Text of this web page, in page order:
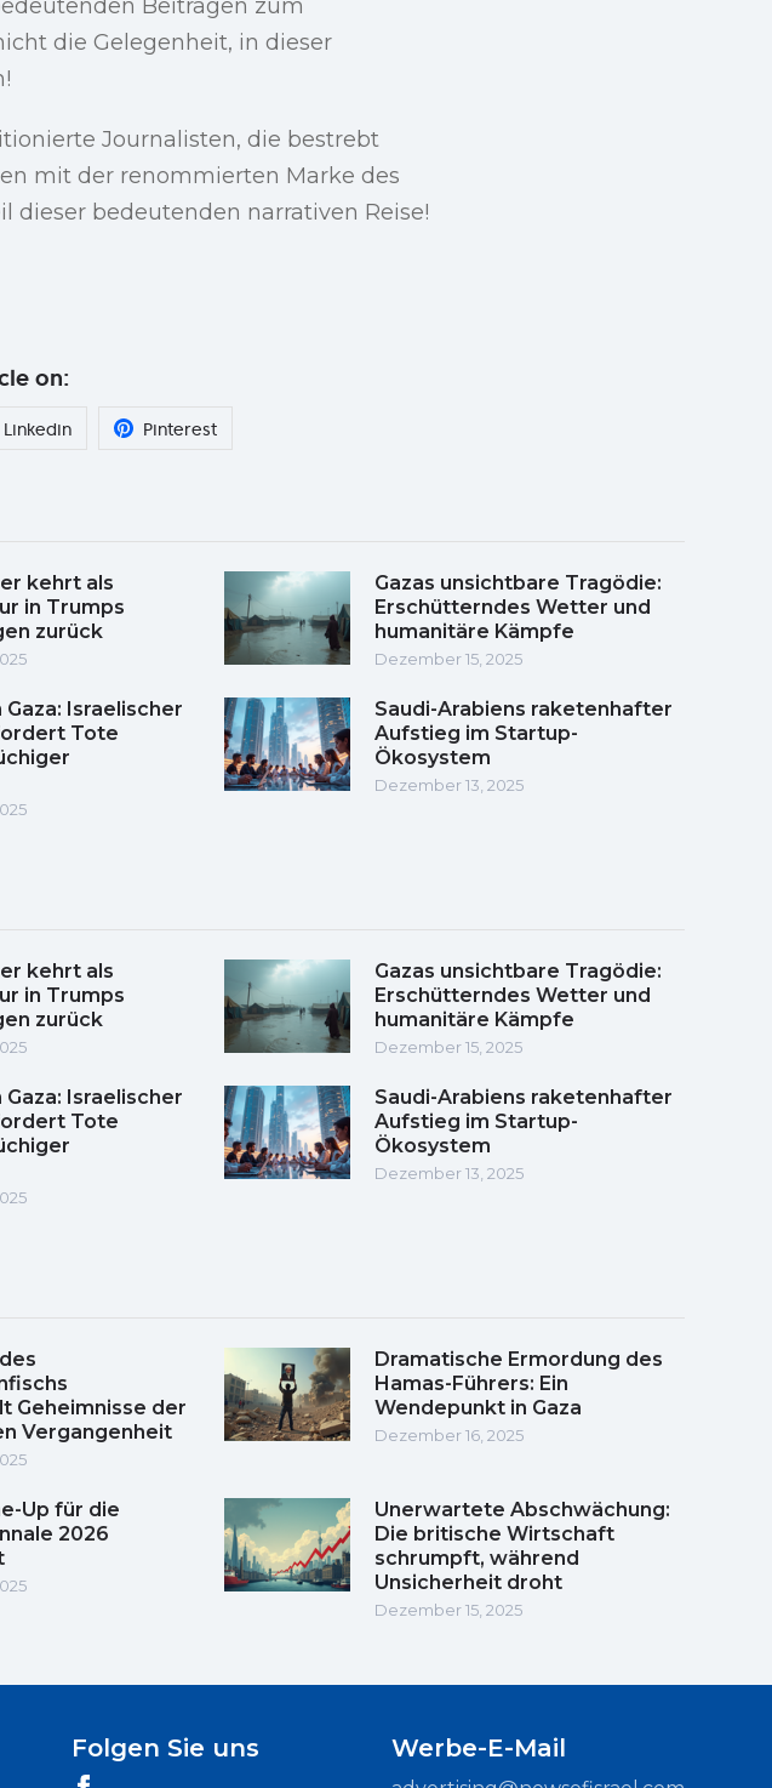
Beiträgen zum
die Gelegenheit, in dieser
Journalisten, die bestrebt
mit der renommierten Marke des
dieser bedeutenden narrativen Reise!
on:
Linkedin Pinterest
kehrt als
in Trumps
zurück
Gazas unsichtbare Tragödie:
Erschütterndes Wetter und
humanitäre Kämpfe
Dezember 15, 2025
Gaza: Israelischer
Tote
Saudi-Arabiens raketenhafter
Aufstieg im Startup-
Ökosystem
Dezember 13, 2025
kehrt als
in Trumps
zurück
Gazas unsichtbare Tragödie:
Erschütterndes Wetter und
humanitäre Kämpfe
Dezember 15, 2025
Gaza: Israelischer
Tote
Saudi-Arabiens raketenhafter
Aufstieg im Startup-
Ökosystem
Dezember 13, 2025
Geheimnisse der
Vergangenheit
Dramatische Ermordung des
Hamas-Führers: Ein
Wendepunkt in Gaza
Dezember 16, 2025
Up für die
2026
Unerwartete Abschwächung:
Die britische Wirtschaft
schrumpft, während
Unsicherheit droht
Dezember 15, 2025
Folgen Sie uns Werbe-E-Mail